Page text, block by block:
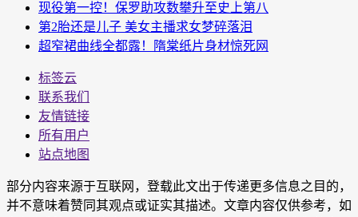
现役第一控！保罗助攻数攀升至史上第八
第2胎还是儿子 美女主播求女梦碎落泪
超窄裙曲线全都露！隋棠纸片身材惊死网
标签云
联系我们
友情链接
所有用户
站点地图
部分内容来源于互联网，登载此文出于传递更多信息之目的，
并不意味着赞同其观点或证实其描述。文章内容仅供参考，如